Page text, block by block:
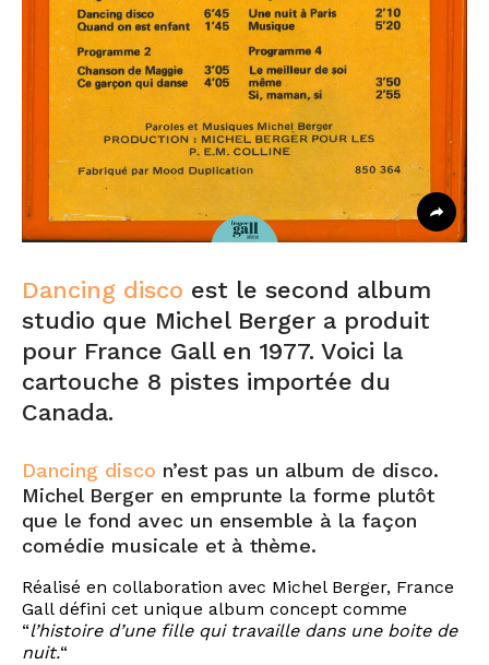
Dancing disco est le second album
studio que Michel Berger a produit
pour France Gall en 1977. Voici la
cartouche 8 pistes importée du
Canada.
Dancing disco n’est pas un album de disco.
Michel Berger en emprunte la forme plutôt
que le fond avec un ensemble à la façon
comédie musicale et à thème.
Réalisé en collaboration avec Michel Berger, France
Gall défini cet unique album concept comme
“l’histoire d’une fille qui travaille dans une boite de
nuit.“